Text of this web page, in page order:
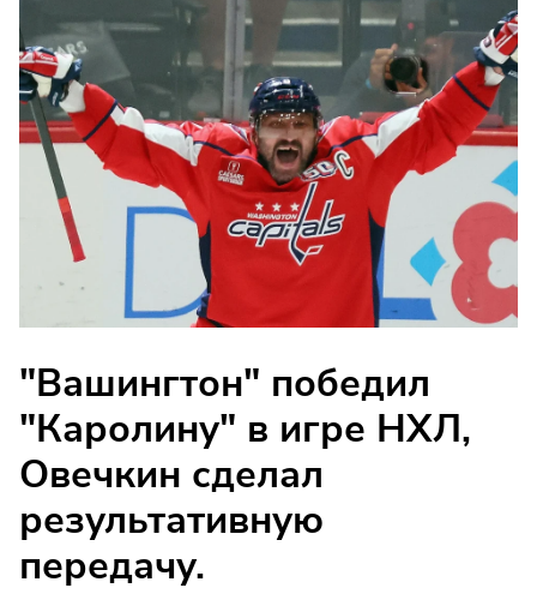
"Вашингтон" победил
"Каролину" в игре НХЛ,
Овечкин сделал
результативную
передачу.